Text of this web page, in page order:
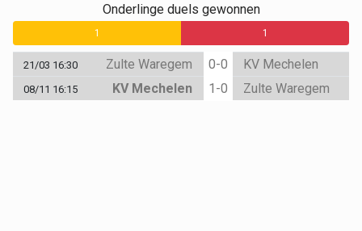
Onderlinge duels gewonnen
1 1
21/03 16:30 Zulte Waregem 0-0 KV Mechelen
08/11 16:15 KV Mechelen 1-0 Zulte Waregem